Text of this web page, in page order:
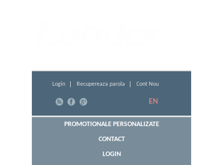
Login Recupereaza parola Cont Nou
EN
PROMOTIONALE PERSONALIZATE
CONTACT
LOGIN